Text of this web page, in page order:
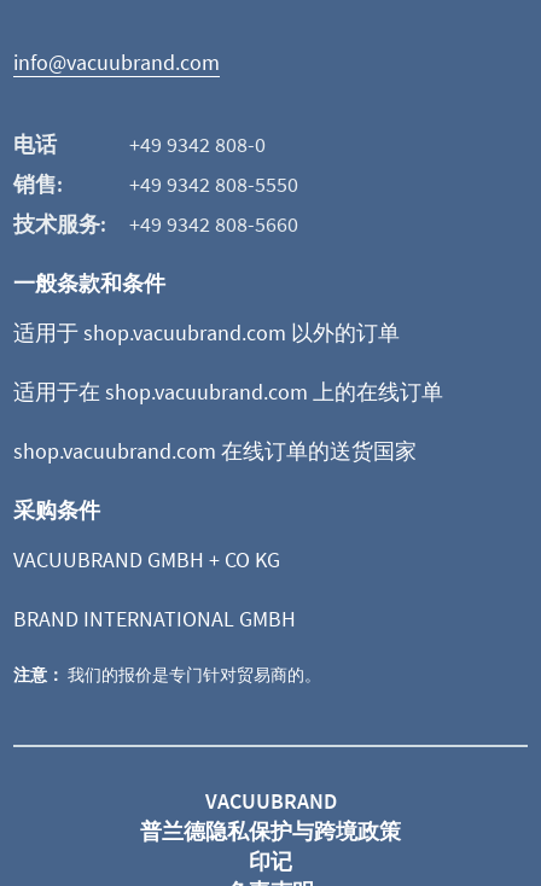
info@vacuubrand.com
电话
+49 9342 808-0
销售:
+49 9342 808-5550
技术服务:
+49 9342 808-5660
一般条款和条件
适用于 shop.vacuubrand.com 以外的订单
适用于在 shop.vacuubrand.com 上的在线订单
shop.vacuubrand.com 在线订单的送货国家
采购条件
VACUUBRAND GMBH + CO KG
BRAND INTERNATIONAL GMBH
注意： 我们的报价是专门针对贸易商的。
VACUUBRAND
普兰德隐私保护与跨境政策
印记